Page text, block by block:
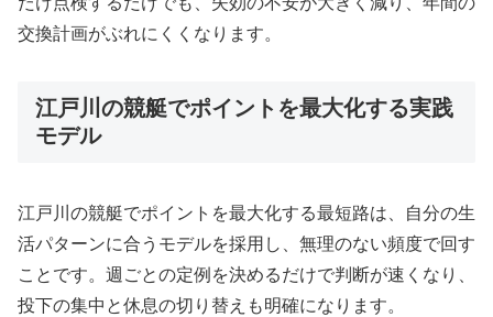
交換計画がぶれにくくなります。
江戸川の競艇でポイントを最大化する実践
モデル
江戸川の競艇でポイントを最大化する最短路は、自分の生
活パターンに合うモデルを採用し、無理のない頻度で回す
ことです。週ごとの定例を決めるだけで判断が速くなり、
投下の集中と休息の切り替えも明確になります。